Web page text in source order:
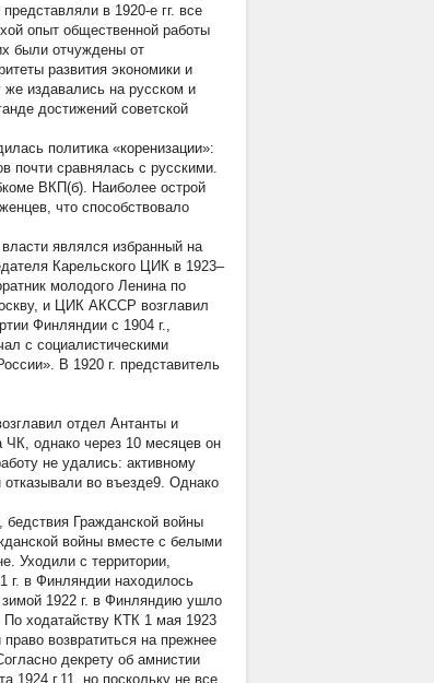
в 1920-е гг. все
опыт общественной работы
были отчуждены от
развития экономики и
же издавались на русском и
достижений советской
политика «коренизации»:
почти сравнялась с русскими.
ВКП(б). Наиболее острой
что способствовало
являлся избранный на
Карельского ЦИК в 1923–
молодого Ленина по
и ЦИК АКССР возглавил
Финляндии с 1904 г.,
с социалистическими
В 1920 г. представитель
отдел Антанты и
ЧК, однако через 10 месяцев он
не удались: активному
во въезде9. Однако
бедствия Гражданской войны
войны вместе с белыми
Уходили с территории,
г. в Финляндии находилось
1922 г. в Финляндию ушло
ходатайству КТК 1 мая 1923
возвратиться на прежнее
декрету об амнистии
1924 г.11, но поскольку не все